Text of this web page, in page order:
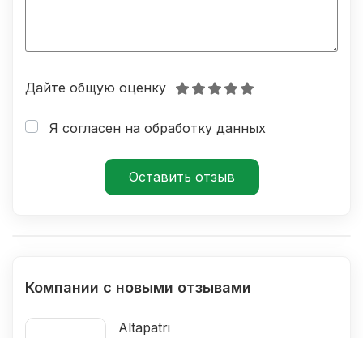
Компании с новыми отзывами
Altapatri
Я согласен на обработку данных
Дайте общую оценку